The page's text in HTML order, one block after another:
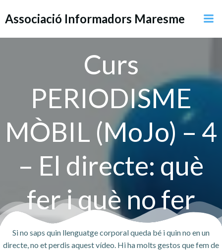
al
Associació Informadors Maresme
Curs
PERIODISME
MÒBIL (MoJo) – 4
– El directe: què
fer i què no fer
Si no saps quin llenguatge corporal queda bé i quin no en un
directe, no et perdis aquest vídeo. Hi ha molts gestos que fem de